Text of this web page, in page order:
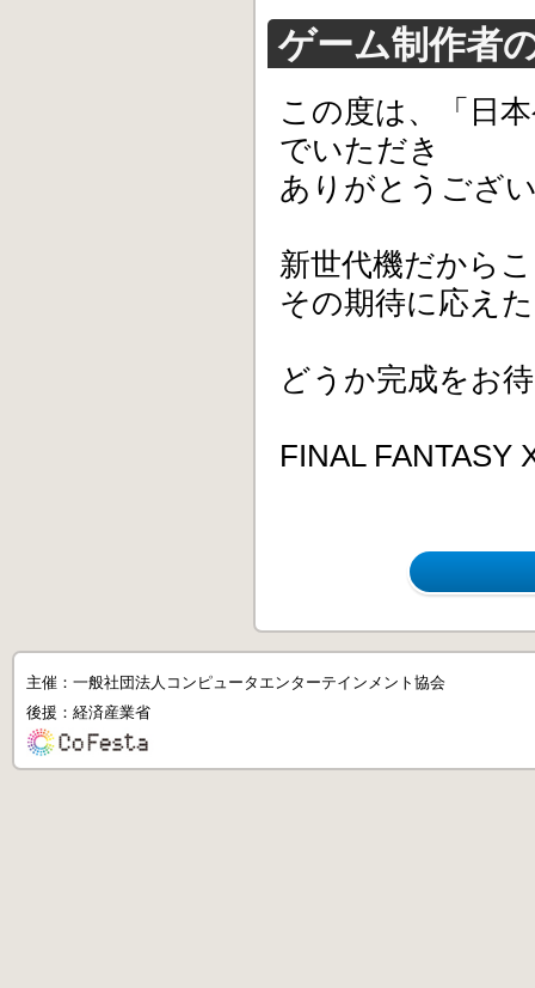
ゲーム制作者
この度は、「日
でいただき
ありがとうござ
新世代機だから
その期待に応え
どうか完成をお
FINAL
主催：一般社団法人コンピュータエンターテインメント協会
後援：経済産業省